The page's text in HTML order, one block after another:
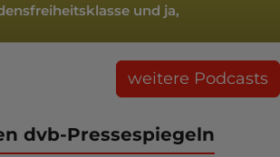
und ja,
weitere Podcasts
dvb-Pressespiegeln